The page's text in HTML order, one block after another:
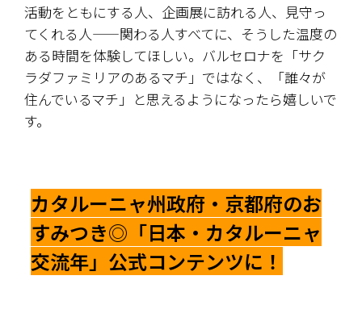
活動をともにする人、企画展に訪れる人、見守っ
てくれる人――関わる人すべてに、そうした温度の
ある時間を体験してほしい。バルセロナを「サク
ラダファミリアのあるマチ」ではなく、「誰々が
住んでいるマチ」と思えるようになったら嬉しいで
す。
カタルーニャ州政府・京都府のお
すみつき◎「日本・カタルーニャ
交流年」公式コンテンツに！